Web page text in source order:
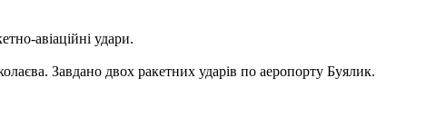
авіаційні удари.
Завдано двох ракетних ударів по аеропорту Буялик.